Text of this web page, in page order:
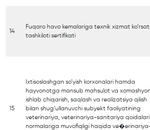
14
Fuqaro havo kemalariga texnik xizmat
tashkiloti sertifikati
15
Ixtisoslashgan so‘yish korxonalari hamda
hayvonotga mansub mahsulot va
ishlab chiqarish, saqlash va realizatsiya qilish
bilan shug‘ullanuvchi subyekt faoliyatining
veterinariya, veterinariya-sanitariya qoidalari
normalariga muvofiqligi haqida